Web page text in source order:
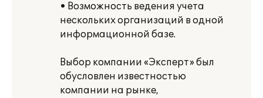
• Возможность ведения учета
нескольких организаций в одной
информационной базе.
Выбор компании «Эксперт» был
обусловлен известностью
компании на рынке,